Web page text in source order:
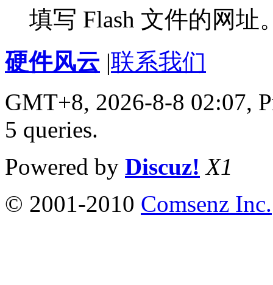
填写 Flash 文件的网址
硬件风云 |联系我们
GMT+8, 2026-8-8 02:07,
5 queries.
Powered by Discuz! X1
© 2001-2010 Comsenz Inc.